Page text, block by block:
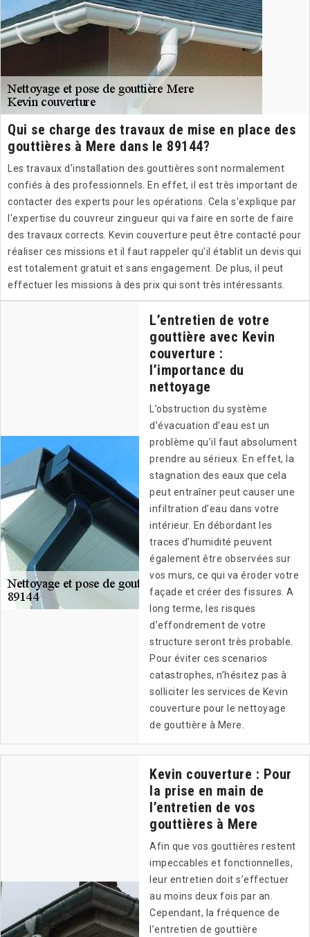
Qui se charge des travaux de mise en place des
gouttières à Mere dans le 89144?
Les travaux d'installation des gouttières sont normalement
confiés à des professionnels. En effet, il est très important de
contacter des experts pour les opérations. Cela s'explique par
l'expertise du couvreur zingueur qui va faire en sorte de faire
des travaux corrects. Kevin couverture peut être contacté pour
réaliser ces missions et il faut rappeler qu'il établit un devis qui
est totalement gratuit et sans engagement. De plus, il peut
effectuer les missions à des prix qui sont très intéressants.
L’entretien de votre
gouttière avec Kevin
couverture :
l’importance du
nettoyage
L’obstruction du système
d’évacuation d’eau est un
problème qu’il faut absolument
prendre au sérieux. En effet, la
stagnation des eaux que cela
peut entraîner peut causer une
infiltration d’eau dans votre
intérieur. En débordant les
traces d’humidité peuvent
également être observées sur
vos murs, ce qui va éroder votre
façade et créer des fissures. A
long terme, les risques
d’effondrement de votre
structure seront très probable.
Pour éviter ces scenarios
catastrophes, n’hésitez pas à
solliciter les services de Kevin
couverture pour le nettoyage
de gouttière à Mere.
Kevin couverture : Pour
la prise en main de
l’entretien de vos
gouttières à Mere
Afin que vos gouttières restent
impeccables et fonctionnelles,
leur entretien doit s’effectuer
au moins deux fois par an.
Cependant, la fréquence de
l’entretien de gouttière